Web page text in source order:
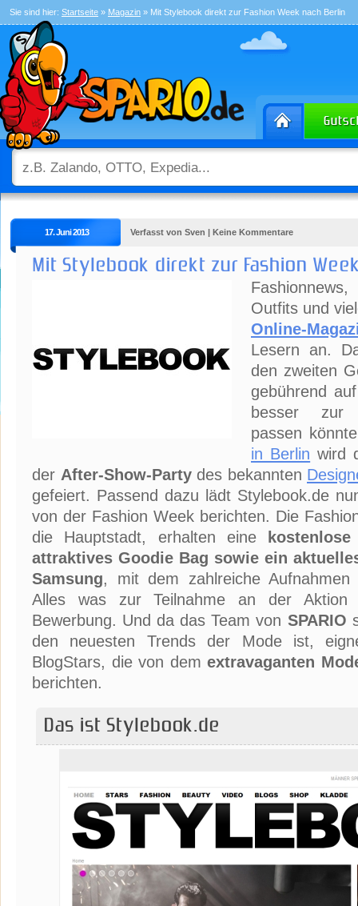
Sie sind hier: Startseite » Magazin » Mit Stylebook direkt zur Fashion Week nach Berlin
17. Juni 2013 Verfasst von Sven | Keine Kommentare
Mit Stylebook direkt zur Fashion
Outfits und
Online-
Lesern an.
den zweiten
gebührend
besser zur
passen
in Berlin wird
der After-Show-Partydes bekannten
gefeiert. Passend dazu lädt Stylebook.de
von der Fashion Week berichten. Die
die Hauptstadt, erhalten eine
attraktives Goodie Bag sowie ein
Samsung, mit dem zahlreiche
Alles was zur Teilnahme an der
Bewerbung. Und da das Team von SPARIO
den neuesten Trends der Mode ist,
BlogStars, die von dem extravaganten
berichten.
Das ist Stylebook.de